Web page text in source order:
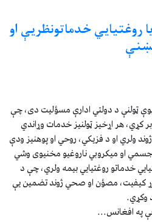
روغتيايي خدماتونظريې او
ټولنې د دولتي ادارې مسؤليت دی، چې
کړي، هر اړخيز ټولنيز خدمات وړاندي
ولري او د فزيکي، روحي او پوهنيز ودې
جسمي او ميکروبي ناروغيو مخنيوی وشي
خدماتو روغتیايي بيمه ولري، چې د
کيفيت، مصؤن او صحي ژوند تضمين يې
وکړي.
په افغانس...